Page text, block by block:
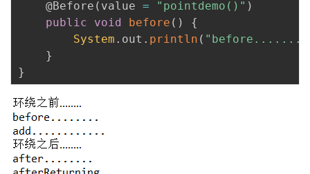
@Before ( value = "pointdemo()" )
public
void before ( )
{
System . out . println (
}
}